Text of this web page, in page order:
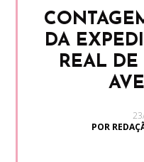
DA
REAL DE
POR